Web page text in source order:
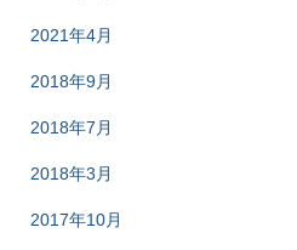
2021年4月
2018年9月
2018年7月
2018年3月
2017年10月